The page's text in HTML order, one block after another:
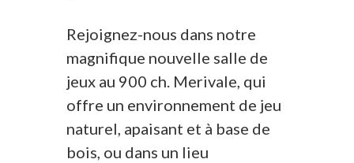
Rejoignez-nous dans notre
magnifique nouvelle salle de
jeux au 900 ch. Merivale, qui
offre un environnement de jeu
naturel, apaisant et à base de
bois, ou dans un lieu